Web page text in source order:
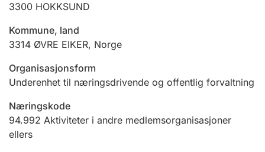
Andre tema
3300 HOKKSUND
Kommune, land
3314 ØVRE EIKER, Norge
Organisasjonsform
Underenhet til næringsdrivende og offentlig forvaltning
Næringskode
94.992 Aktiviteter i andre medlemsorganisasjoner
ellers